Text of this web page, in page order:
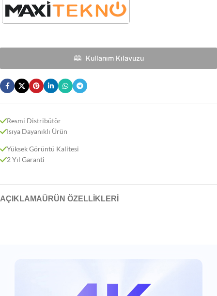
🕮 ‎‎‎ Kullanım Kılavuzu
Resmi Distribütör
Isıya Dayanıklı Ürün
Yüksek Görüntü Kalitesi
2 Yıl Garanti
AÇIKLAMAÜRÜN ÖZELLIKLERI